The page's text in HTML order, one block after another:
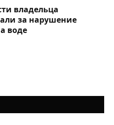
владельца
за нарушение
воде